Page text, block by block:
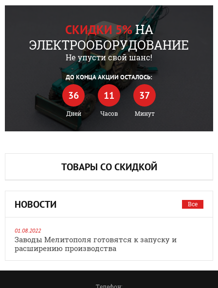
СКИДКИ 5%НА
ЭЛЕКТРООБОРУДОВАНИЕ
Не упусти свой шанс!
ДО КОНЦА АКЦИИ ОСТАЛОСЬ:
36
Дней
11
Часов
37
Минут
ТОВАРЫ СО СКИДКОЙ
НОВОСТИ Все
01.08.2022
Заводы Мелитополя готовятся к запуску и
расширению производства